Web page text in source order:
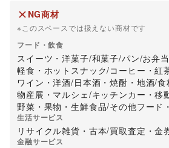
NG商材
※このスペースでは扱えない商材です
フード・飲食
スイーツ・洋菓子/和菓子/パン/お弁
軽食・ホットスナック/コーヒー・紅
ワイン・洋酒/日本酒・焼酎・地酒/食
物産展・マルシェ/キッチンカー・移
野菜・果物・生鮮食品/その他フード
生活サービス
リサイクル雑貨・古本/買取査定・金
金融サービス